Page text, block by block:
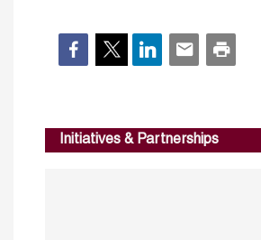
Initiatives & Partnerships